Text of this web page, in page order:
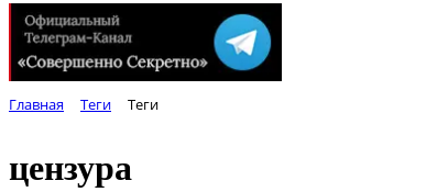
Главная Теги Теги
цензура